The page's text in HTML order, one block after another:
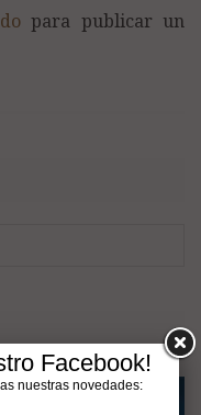
para publicar un
Facebook!
nuestras novedades: